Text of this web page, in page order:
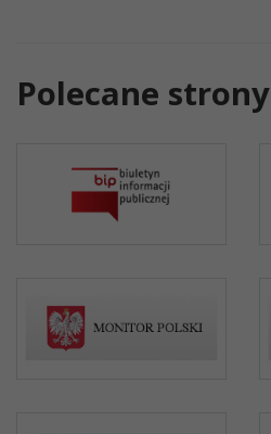
Polecane strony